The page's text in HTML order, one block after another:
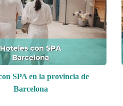
SPA en la provincia de
Barcelona